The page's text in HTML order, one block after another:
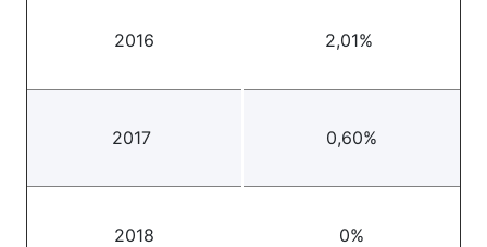
2016 2,01%
2017 0,60%
2018 0%